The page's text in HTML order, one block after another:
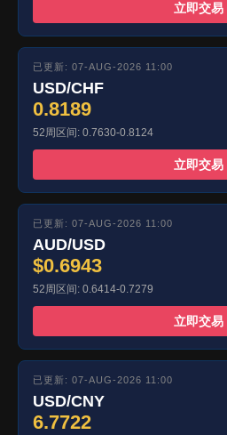
立即交易
已更新: 07-AUG-2026 11:00
USD/CHF
0.8189
52周区间: 0.7630-0.8124
立即交易
已更新: 07-AUG-2026 11:00
AUD/USD
$0.6943
52周区间: 0.6414-0.7279
立即交易
已更新: 07-AUG-2026 11:00
USD/CNY
6.7722